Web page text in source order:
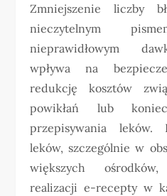
Zmniejszenie liczby
nieczytelnym
nieprawidłowym
wpływa na
redukcję kosztów
powikłań lub
przepisywania leków.
leków, szczególnie w
większych
realizacji e-recepty w